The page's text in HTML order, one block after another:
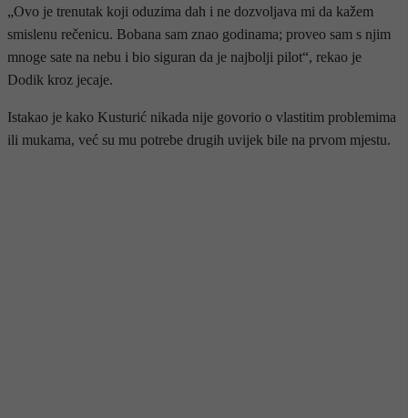
„Ovo je trenutak koji oduzima dah i ne dozvoljava mi da kažem
smislenu rečenicu. Bobana sam znao godinama; proveo sam s njim
mnoge sate na nebu i bio siguran da je najbolji pilot“, rekao je
Dodik kroz jecaje.
Istakao je kako Kusturić nikada nije govorio o vlastitim problemima
ili mukama, već su mu potrebe drugih uvijek bile na prvom mjestu.